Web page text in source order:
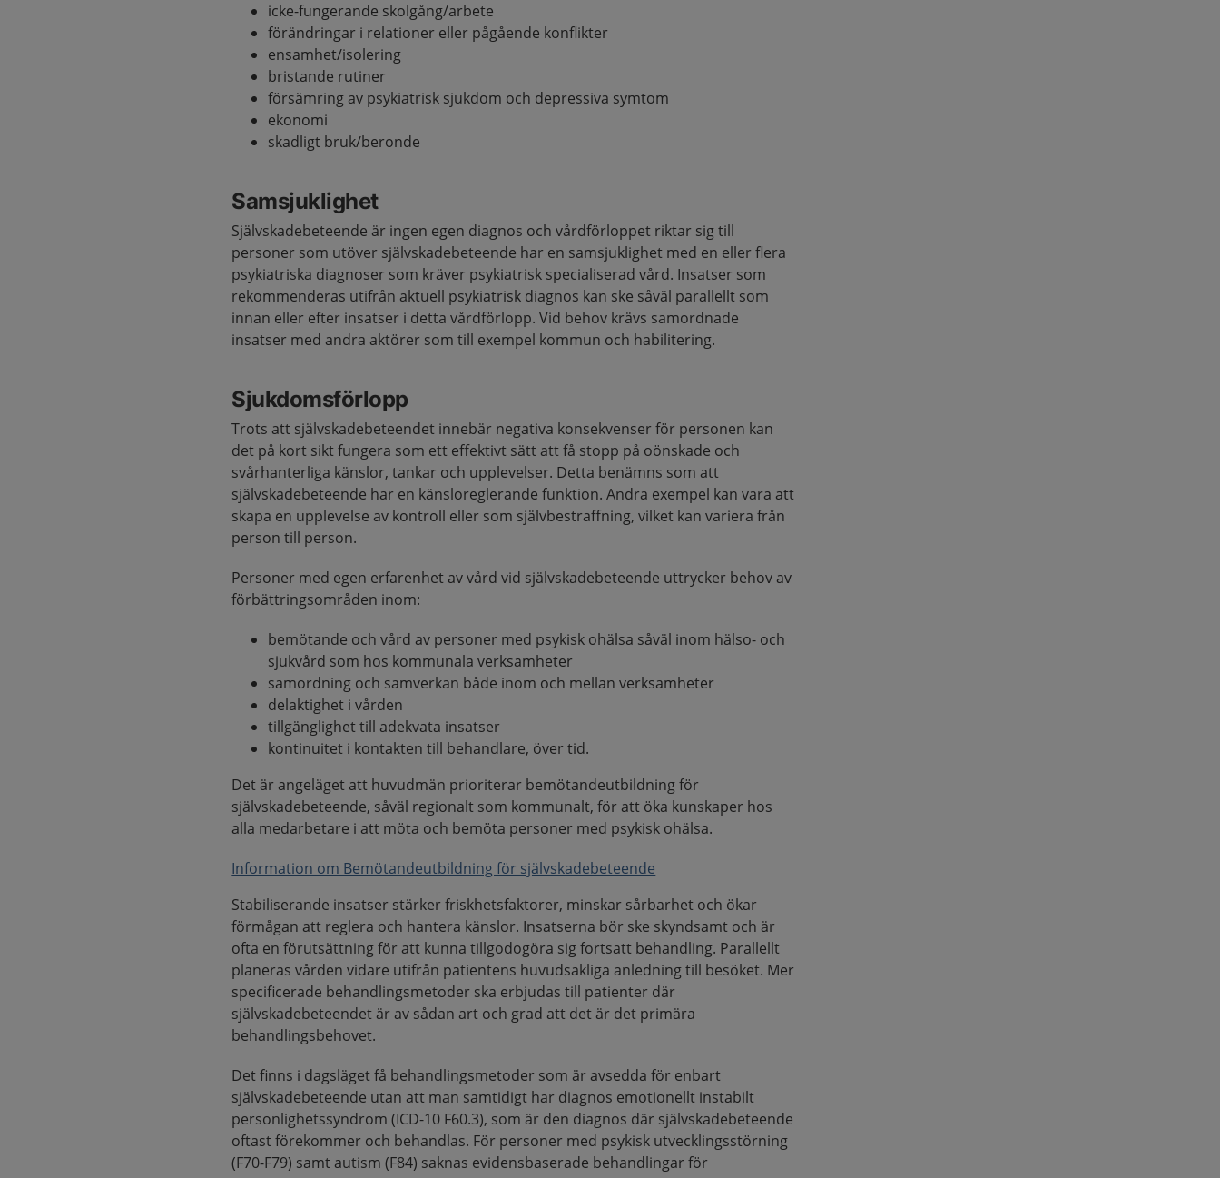
icke-fungerande skolgång/arbete
förändringar i relationer eller pågående konflikter
ensamhet/isolering
bristande rutiner
försämring av psykiatrisk sjukdom och depressiva symtom
ekonomi
skadligt bruk/beronde
Samsjuklighet
Självskadebeteende är ingen egen diagnos och vårdförloppet riktar sig till
personer som utöver självskadebeteende har en samsjuklighet med en eller flera
psykiatriska diagnoser som kräver psykiatrisk specialiserad vård. Insatser som
rekommenderas utifrån aktuell psykiatrisk diagnos kan ske såväl parallellt som
innan eller efter insatser i detta vårdförlopp. Vid behov krävs samordnade
insatser med andra aktörer som till exempel kommun och habilitering.
Sjukdomsförlopp
Trots att självskadebeteendet innebär negativa konsekvenser för personen kan
det på kort sikt fungera som ett effektivt sätt att få stopp på oönskade och
svårhanterliga känslor, tankar och upplevelser. Detta benämns som att
självskadebeteende har en känsloreglerande funktion. Andra exempel kan vara att
skapa en upplevelse av kontroll eller som självbestraffning, vilket kan variera från
person till person.
Personer med egen erfarenhet av vård vid självskadebeteende uttrycker behov av
förbättringsområden inom:
bemötande och vård av personer med psykisk ohälsa såväl inom hälso- och
sjukvård som hos kommunala verksamheter
samordning och samverkan både inom och mellan verksamheter
delaktighet i vården
tillgänglighet till adekvata insatser
kontinuitet i kontakten till behandlare, över tid.
Det är angeläget att huvudmän prioriterar bemötandeutbildning för
självskadebeteende, såväl regionalt som kommunalt, för att öka kunskaper hos
alla medarbetare i att möta och bemöta personer med psykisk ohälsa.
Information om Bemötandeutbildning för självskadebeteende
Stabiliserande insatser stärker friskhetsfaktorer, minskar sårbarhet och ökar
förmågan att reglera och hantera känslor. Insatserna bör ske skyndsamt och är
ofta en förutsättning för att kunna tillgodogöra sig fortsatt behandling. Parallellt
planeras vården vidare utifrån patientens huvudsakliga anledning till besöket. Mer
specificerade behandlingsmetoder ska erbjudas till patienter där
självskadebeteendet är av sådan art och grad att det är det primära
behandlingsbehovet.
Det finns i dagsläget få behandlingsmetoder som är avsedda för enbart
självskadebeteende utan att man samtidigt har diagnos emotionellt instabilt
personlighetssyndrom (ICD-10 F60.3), som är den diagnos där självskadebeteende
oftast förekommer och behandlas. För personer med psykisk utvecklingsstörning
(F70-F79) samt autism (F84) saknas evidensbaserade behandlingar för